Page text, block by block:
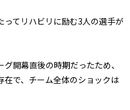
てリハビリに励む3人の選手が
開幕直後の時期だったため、
在で、チーム全体のショックは